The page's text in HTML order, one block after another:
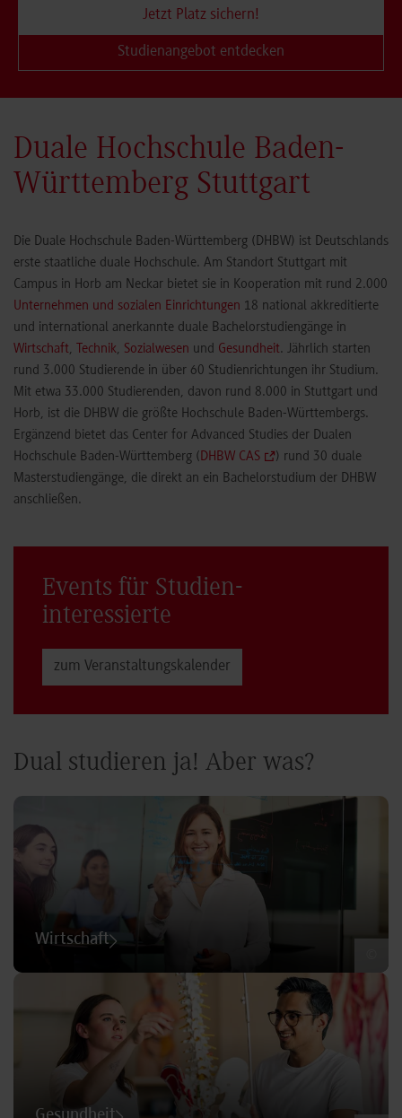
Jetzt Platz sichern!
Studienangebot entdecken
Duale Hochschule Baden-
Württemberg Stuttgart
Die Duale Hochschule Baden-Württemberg (DHBW) ist Deutschlands
erste staatliche duale Hochschule. Am Standort Stuttgart mit
Campus in Horb am Neckar bietet sie in Kooperation mit rund 2.000
Unternehmen und sozialen Einrichtungen 18 national akkreditierte
und international anerkannte duale Bachelorstudiengänge in
Wirtschaft, Technik, Sozialwesen und Gesundheit. Jährlich starten
rund 3.000 Studierende in über 60 Studienrichtungen ihr Studium.
Mit etwa 33.000 Studierenden, davon rund 8.000 in Stuttgart und
Horb, ist die DHBW die größte Hochschule Baden-Württembergs.
Ergänzend bietet das Center for Advanced Studies der Dualen
Hochschule Baden-Württemberg (DHBW CAS
) rund 30 duale
Masterstudiengänge, die direkt an ein Bachelorstudium der DHBW
anschließen.
Events für Studien­
interessierte
zum Veranstaltungs­kalender
Dual studieren ja! Aber was?
Wirtschaft